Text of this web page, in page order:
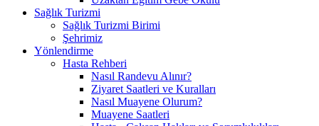
Sağlık Turizmi
Sağlık Turizmi Birimi
Şehrimiz
Yönlendirme
Hasta Rehberi
Nasıl Randevu Alınır?
Ziyaret Saatleri ve Kuralları
Nasıl Muayene Olurum?
Muayene Saatleri